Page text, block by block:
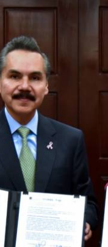
de Reforma
Presidenta Sheinbaum